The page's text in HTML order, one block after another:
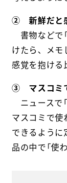
② 新鮮だと
書物などで
けたら、メモ
感覚を抱ける
③ マスコミ
ニュースで
マスコミで使
できるように
品の中で「使